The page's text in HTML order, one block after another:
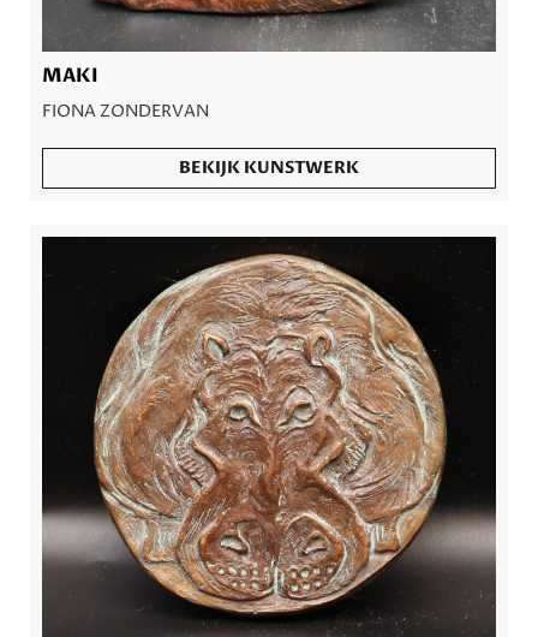
MAKI
FIONA ZONDERVAN
BEKIJK KUNSTWERK